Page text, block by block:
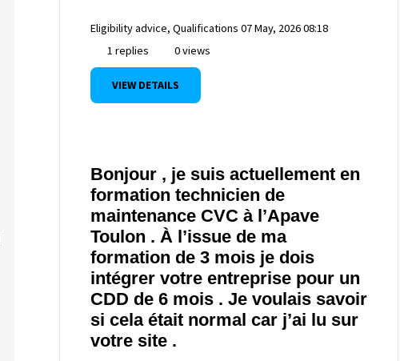
Eligibility advice, Qualifications 07 May, 2026 08:18
1 replies
0 views
VIEW DETAILS
Bonjour , je suis actuellement en
formation technicien de
maintenance CVC à l’Apave
Toulon . À l’issue de ma
formation de 3 mois je dois
intégrer votre entreprise pour un
CDD de 6 mois . Je voulais savoir
si cela était normal car j’ai lu sur
votre site .